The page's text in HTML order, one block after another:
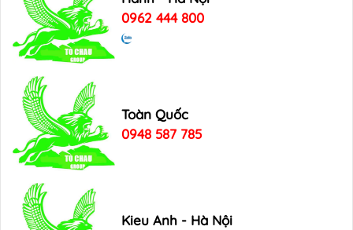
0962 444 800
Toàn Quốc
0948 587 785
Kieu Anh - Hà Nội